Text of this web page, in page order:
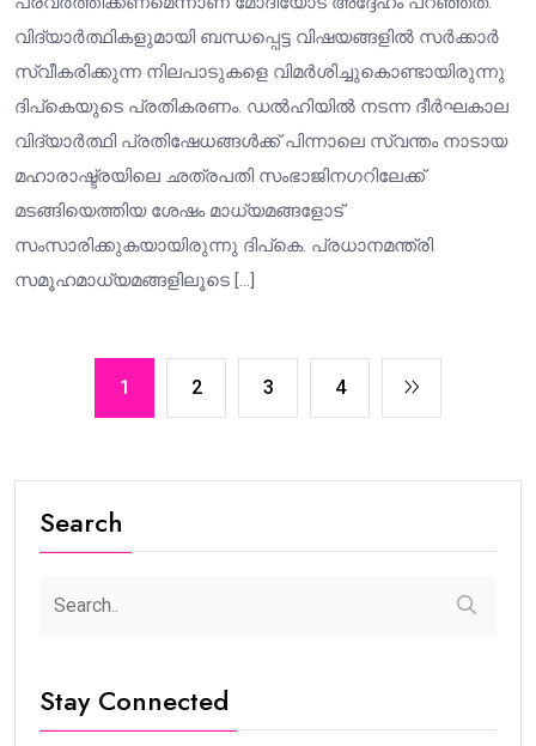
വിദ്യാർത്ഥികളുമായി ബന്ധപ്പെട്ട വിഷയങ്ങളിൽ സർക്കാർ
സ്വീകരിക്കുന്ന നിലപാടുകളെ വിമർശിച്ചുകൊണ്ടായിരുന്നു
ദിപ്കെയുടെ പ്രതികരണം. ഡൽഹിയിൽ നടന്ന ദീർഘകാല
വിദ്യാർത്ഥി പ്രതിഷേധങ്ങൾക്ക് പിന്നാലെ സ്വന്തം നാടായ
മഹാരാഷ്ട്രയിലെ ഛത്രപതി സംഭാജിനഗറിലേക്ക്
മടങ്ങിയെത്തിയ ശേഷം മാധ്യമങ്ങളോട്
സംസാരിക്കുകയായിരുന്നു ദിപ്കെ. പ്രധാനമന്ത്രി
സമൂഹമാധ്യമങ്ങളിലൂടെ […]
1 2 3 4
Search
Stay Connected